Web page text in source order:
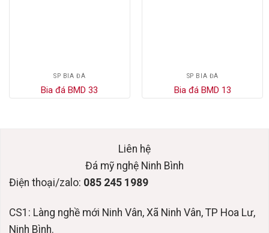
SP BIA ĐÁ
Bia đá BMD 33
SP BIA ĐÁ
Bia đá BMD 13
Liên hệ
Đá mỹ nghệ Ninh Bình
Điện thoại/zalo: 085 245 1989
CS1: Làng nghề mới Ninh Vân, Xã Ninh Vân, TP Hoa Lư,
Ninh Bình.